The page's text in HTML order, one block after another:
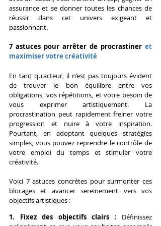
assurance et se donner toutes les chances de
réussir dans cet univers exigeant et
passionnant.
7 astuces pour arrêter de procrastiner et
maximiser votre créativité
En tant qu'acteur, il n’est pas toujours évident
de trouver le bon équilibre entre vos
obligations, vos répétitions, et votre besoin de
vous exprimer artistiquement. La
procrastination peut rapidement freiner votre
progression et nuire à votre inspiration.
Pourtant, en adoptant quelques stratégies
simples, vous pouvez reprendre le contrôle de
votre emploi du temps et stimuler votre
créativité.
Voici 7 astuces concrètes pour surmonter ces
blocages et avancer sereinement vers vos
objectifs artistiques :
1. Fixez des objectifs clairs : Définissez